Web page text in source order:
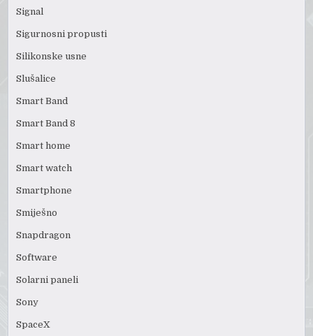
Signal
Sigurnosni propusti
Silikonske usne
Slušalice
Smart Band
Smart Band 8
Smart home
Smart watch
Smartphone
Smiješno
Snapdragon
Software
Solarni paneli
Sony
SpaceX